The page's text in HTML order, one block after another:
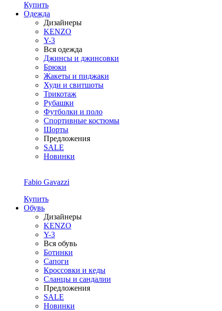
Купить
Одежда
Дизайнеры
KENZO
Y-3
Вся одежда
Джинсы и джинсовки
Брюки
Жакеты и пиджаки
Худи и свитшоты
Трикотаж
Рубашки
Футболки и поло
Спортивные костюмы
Шорты
Предложения
SALE
Новинки
Fabio Gavazzi
Купить
Обувь
Дизайнеры
KENZO
Y-3
Вся обувь
Ботинки
Сапоги
Кроссовки и кеды
Сланцы и сандалии
Предложения
SALE
Новинки